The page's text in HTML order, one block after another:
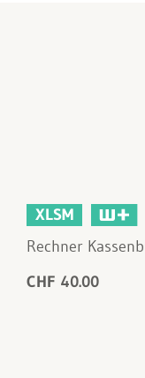
XLSM
Rechner
CHF 40.00